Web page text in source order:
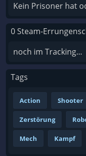
Kein Prisoner hat
0 Steam-
noch im Tracking...
Tags
Action Shooter
Zerstörung
Mech Kampf